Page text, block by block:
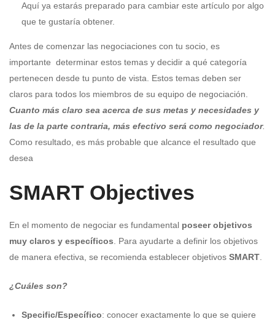
Aquí ya estarás preparado para cambiar este artículo por algo
que te gustaría obtener.
Antes de comenzar las negociaciones con tu socio, es
importante determinar estos temas y decidir a qué categoría
pertenecen desde tu punto de vista. Estos temas deben ser
claros para todos los miembros de su equipo de negociación.
Cuanto más claro sea acerca de sus metas y necesidades y
las de la parte contraria, más efectivo será como negociador.
Como resultado, es más probable que alcance el resultado que
desea
SMART Objectives
En el momento de negociar es fundamental poseer objetivos
muy claros y específicos . Para ayudarte a definir los objetivos
de manera efectiva, se recomienda establecer objetivos SMART
¿Cuáles son?
Specific/Específico: conocer exactamente lo que se quiere